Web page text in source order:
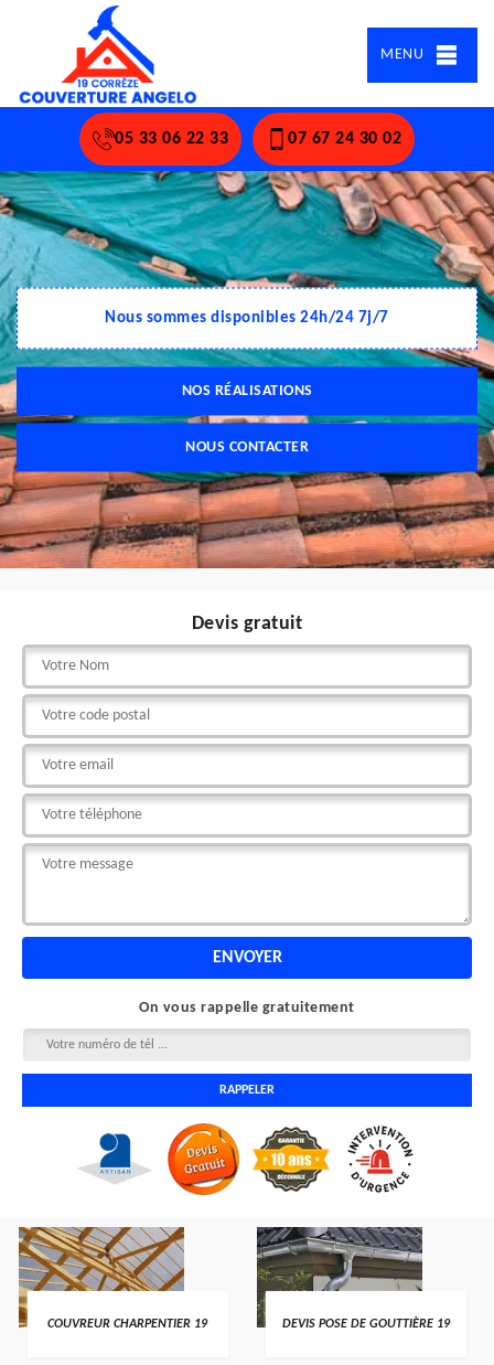
MENU
05 33 06 22 33 07 67 24 30 02
Nous sommes disponibles 24h/24 7j/7
NOS RÉALISATIONS
NOUS CONTACTER
Devis gratuit
On vous rappelle gratuitement
COUVREUR CHARPENTIER 19 DEVIS POSE DE GOUTTIÈRE 19